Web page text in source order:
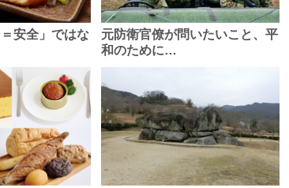
＝安全」ではな
元防衛官僚が問いたいこと、平
和のために…